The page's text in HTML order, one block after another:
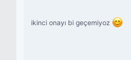
ikinci onayı bi geçemiyoz